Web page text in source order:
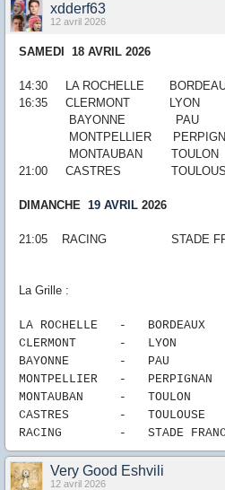
xdderf63
12 avril 2026
SAMEDI 18 AVRIL 2026
14:30 LA ROCHELLE
16:35 CLERMONT
LYON
BAYONNE
PAU
MONTPELLIER
MONTAUBAN
21:00 CASTRES
DIMANCHE 19 AVRIL 2026
21:05 RACING STADE
La Grille :
LA ROCHELLE - B
CLERMONT -
LYON
BAYONNE
-
PAU
MONTPELLIER
-
MONTAUBAN
-
CASTRES
-
TOULOUSE
RACING
- STADE FRANC
Very Good Eshvili
12 avril 2026